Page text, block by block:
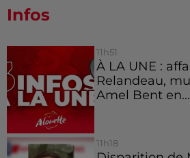
Infos
11h51
À LA UNE :
Relandeau,
Amel Bent en...
11h18